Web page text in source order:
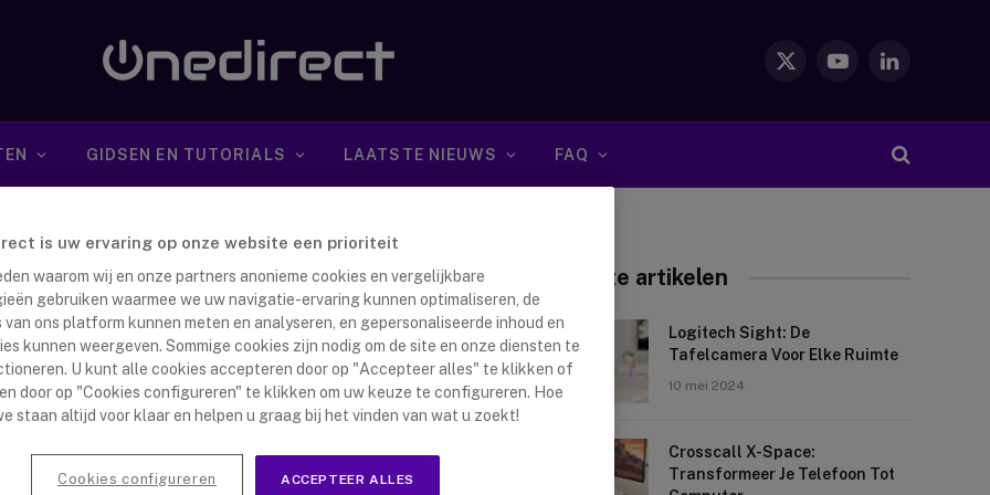
X
YouTubeLinkedIn
GIDSEN EN TUTORIALS LAATSTE NIEUWS FAQ
kiezen: 5 Stappen
Dijkstra 11 november 2022
telefoons. Niet alleen kan je met een grote groep
Nieuwste artikelen
Logitech Sight: De
Tafelcamera Voor Elke Ruimte
10 mei 2024
Crosscall X-Space:
Transformeer Je Telefoon Tot
is uw ervaring op onze website een prioriteit
waarom wij en onze partners anonieme cookies en vergelijkbare
gebruiken waarmee we uw navigatie-ervaring kunnen optimaliseren, de
ons platform kunnen meten en analyseren, en gepersonaliseerde inhoud en
kunnen weergeven. Sommige cookies zijn nodig om de site en onze diensten te
U kunt alle cookies accepteren door op "Accepteer alles" te klikken of
door op "Cookies configureren" te klikken om uw keuze te configureren. Hoe
staan altijd voor klaar en helpen u graag bij het vinden van wat u zoekt!
ACCEPTEER ALLES
Cookies configureren